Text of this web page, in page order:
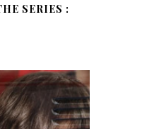
SERIES :